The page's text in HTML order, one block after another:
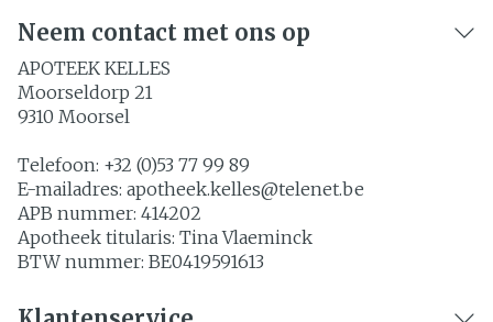
Neem contact met ons op
APOTEEK KELLES
Moorseldorp 21
9310 Moorsel
Telefoon: +32 (0)53 77 99 89
E-mailadres: apotheek.kelles@telenet.be
APB nummer: 414202
Apotheek titularis: Tina Vlaeminck
BTW nummer: BE0419591613